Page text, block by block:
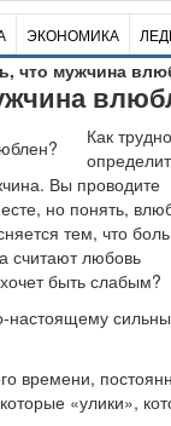
ЭКОНОМИКА
что мужчина
Как
Вы проводите
но понять,
тем, что
считают любовь
быть слабым?
настоящему
времени,
«улики»,